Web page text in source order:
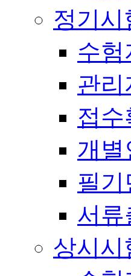
정기시
수험
관리
접수
개별
필
서류
상시시